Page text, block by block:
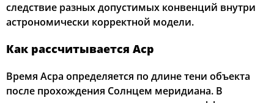
следствие разных допустимых конвенций внутри
астрономически корректной модели.
Как рассчитывается Аср
Время Асра определяется по длине тени объекта
после прохождения Солнцем меридиана. В